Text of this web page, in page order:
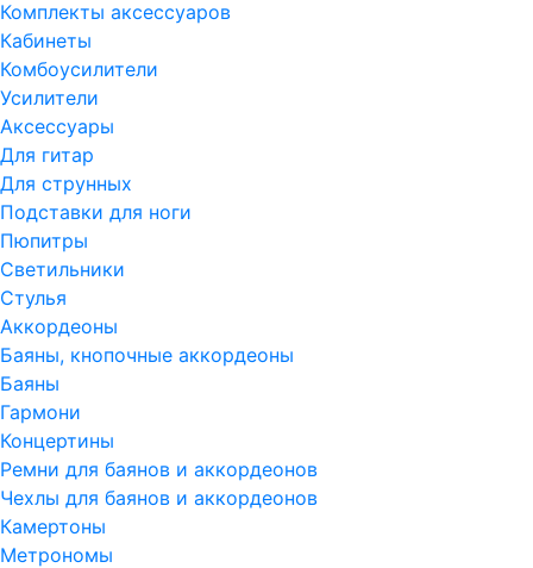
Комплекты аксессуаров
Кабинеты
Комбоусилители
Усилители
Аксессуары
Для гитар
Для струнных
Подставки для ноги
Пюпитры
Светильники
Стулья
Аккордеоны
Баяны, кнопочные аккордеоны
Баяны
Гармони
Концертины
Ремни для баянов и аккордеонов
Чехлы для баянов и аккордеонов
Камертоны
Метрономы